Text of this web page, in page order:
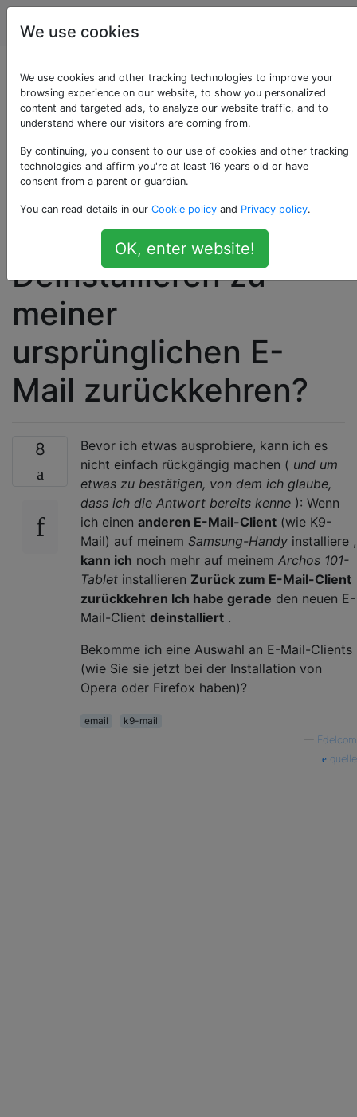
Android
Wenn ich einen
neuen E-Mail-Client
wie K9-mail
ausprobiere, kann ich
dann einfach durch
Deinstallieren zu
meiner
ursprünglichen E-
Mail zurückkehren?
8
Bevor ich etwas ausprobiere, kann ich es
nicht einfach rückgängig machen ( und um
etwas zu bestätigen, von dem ich glaube,
dass ich die Antwort bereits kenne ): Wenn
ich einen anderen E-Mail-Client (wie K9-
Mail) auf meinem Samsung-Handy installiere ,
kann ich noch mehr auf meinem Archos 101-
Tablet installieren Zurück zum E-Mail-Client
zurückkehren Ich habe gerade den neuen E-
Mail-Client deinstalliert .
Bekomme ich eine Auswahl an E-Mail-Clients
(wie Sie sie jetzt bei der Installation von
Opera oder Firefox haben)?
email
k9-mail
Edelcom
quelle
We use cookies
We use cookies and other tracking technologies to improve your
browsing experience on our website, to show you personalized
content and targeted ads, to analyze our website traffic, and to
understand where our visitors are coming from.
By continuing, you consent to our use of cookies and other tracking
technologies and affirm you're at least 16 years old or have
consent from a parent or guardian.
You can read details in our Cookie policy and Privacy policy.
OK, enter website!